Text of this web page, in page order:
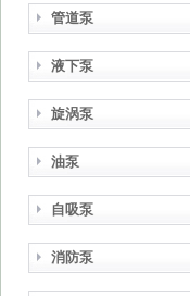
管道泵
液下泵
旋涡泵
油泵
自吸泵
消防泵